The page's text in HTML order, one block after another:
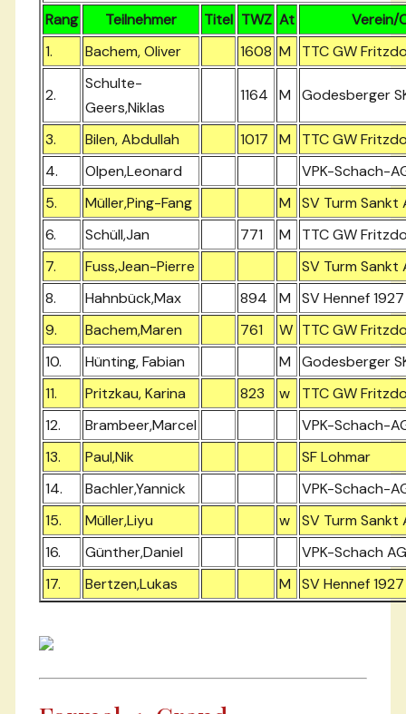
Rang
Teilnehmer Titel TWZ At
Verein/
1.
Bachem, Oliver 1608 M TTC GW
2.
Schulte-
Geers,Niklas
1164 M Godesberger
3. Bilen, Abdullah 1017 M
TTC GW
4.
Olpen,Leonard
VPK-Schach-
5.
Müller,Ping-Fang M
SV Turm Sankt
6.
Schüll,Jan 771 M
TTC GW
7.
Fuss,Jean-Pierre
SV Turm Sankt
8.
Hahnbück,Max 894 M
SV Hennef 1927
9.
Bachem,Maren 761 W TTC GW
10.
Hünting, Fabian M
Godesberger
11.
Pritzkau, Karina 823 w
TTC GW
12.
Brambeer,Marcel
VPK-Schach-
13.
Paul,Nik
SF Lohmar
14.
Bachler,Yannick
VPK-Schach-
15.
Müller,Liyu w
SV Turm Sankt
16.
Günther,Daniel
VPK-Schach
17.
Bertzen,Lukas M SV Hennef 1927